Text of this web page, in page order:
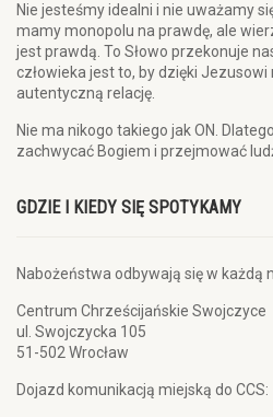
Nie jesteśmy idealni i nie uważamy
mamy monopolu na prawdę, ale
jest prawdą. To Słowo przekonuje
człowieka jest to, by dzięki Jezusowi
autentyczną relację.
Nie ma nikogo takiego jak ON.
zachwycać Bogiem i przejmować
GDZIE I KIEDY SIĘ SPOTYKAMY
Nabożeństwa odbywają się w każdą
Centrum Chrześcijańskie Swojczyce
ul. Swojczycka 105
51-502 Wrocław
Dojazd komunikacją miejską do CCS: